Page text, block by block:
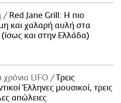
Red Jane Grill: Η πιο
και χαλαρή αυλή στα
(ίσως και στην Ελλάδα)
χρόνια LIFO
Tρεις
Έλληνες μουσικοί, τρεις
απώλειες